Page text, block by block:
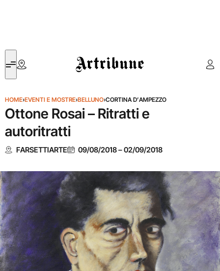
Artribune
HOME›EVENTI E MOSTRE›BELLUNO›CORTINA D’AMPEZZO
Ottone Rosai – Ritratti e
autoritratti
FARSETTIARTE 09/08/2018–02/09/2018